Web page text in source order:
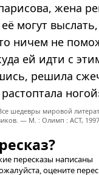
жена
её могут
ничем не
ей идти с
решила
шедевры мировой
— М. : Олимп : ACT,
пересказы написаны
оцените